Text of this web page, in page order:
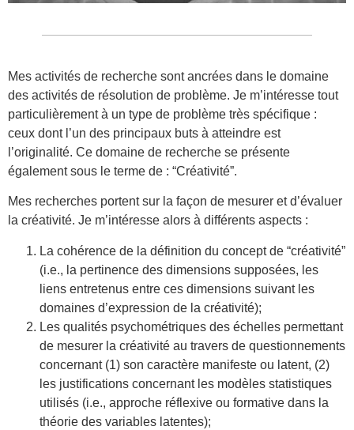
Mes activités de recherche sont ancrées dans le domaine
des activités de résolution de problème. Je m’intéresse tout
particulièrement à un type de problème très spécifique :
ceux dont l’un des principaux buts à atteindre est
l’originalité. Ce domaine de recherche se présente
également sous le terme de : “Créativité”.
Mes recherches portent sur la façon de mesurer et d’évaluer
la créativité. Je m’intéresse alors à différents aspects :
La cohérence de la définition du concept de “créativité”
(i.e., la pertinence des dimensions supposées, les
liens entretenus entre ces dimensions suivant les
domaines d’expression de la créativité);
Les qualités psychométriques des échelles permettant
de mesurer la créativité au travers de questionnements
concernant (1) son caractère manifeste ou latent, (2)
les justifications concernant les modèles statistiques
utilisés (i.e., approche réflexive ou formative dans la
théorie des variables latentes);